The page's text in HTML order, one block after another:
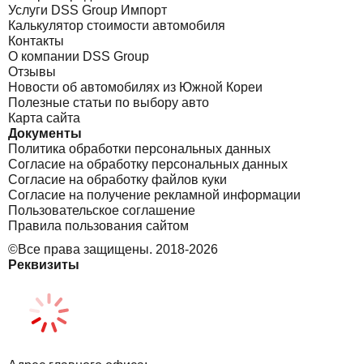
Услуги DSS Group Импорт
Калькулятор стоимости автомобиля
Контакты
О компании DSS Group
Отзывы
Новости об автомобилях из Южной Кореи
Полезные статьи по выбору авто
Карта сайта
Документы
Политика обработки персональных данных
Согласие на обработку персональных данных
Согласие на обработку файлов куки
Согласие на получение рекламной информации
Пользовательское соглашение
Правила пользования сайтом
©Все права защищены. 2018-2026
Реквизиты